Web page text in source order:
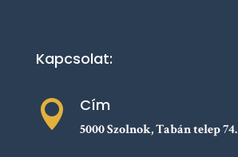
Kapcsolat:
 Cím
5000 Szolnok, Tabán telep 74.